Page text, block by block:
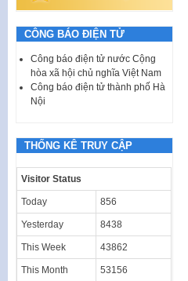
CÔNG BÁO ĐIỆN TỬ
Công báo điện tử nước Cộng
hòa xã hội chủ nghĩa Việt Nam
Công báo điện tử thành phố Hà
Nội
THỐNG KÊ TRUY CẬP
Visitor Status
Today 856
Yesterday 8438
This Week 43862
This Month 53156